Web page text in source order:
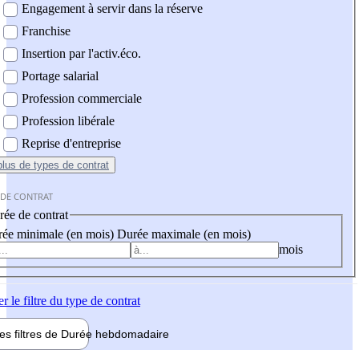
Engagement à servir dans la réserve
Franchise
Insertion par l'activ.éco.
Portage salarial
Profession commerciale
Profession libérale
Reprise d'entreprise
de types de contrat
CONTRAT
de contrat
minimale (en mois) Durée maximale (en mois)
mois
le filtre du type de contrat
filtres de Durée hebdomadaire